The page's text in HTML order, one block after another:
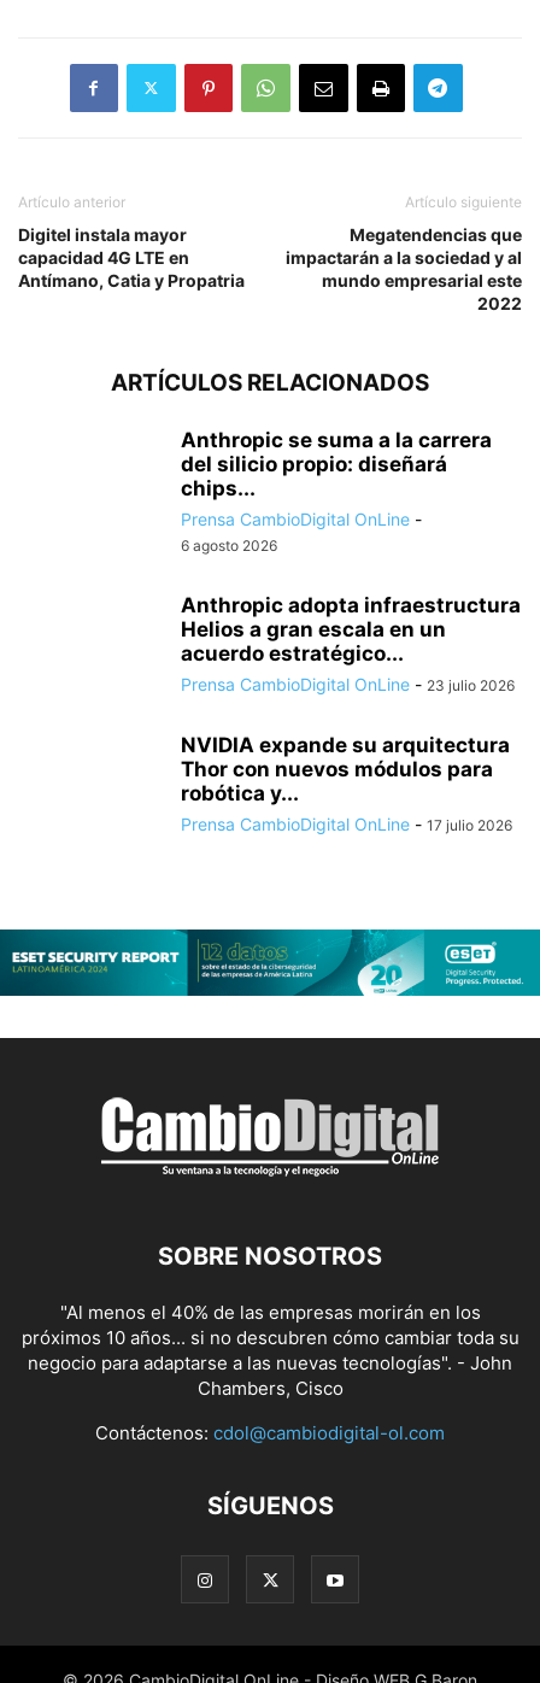
Artículo anterior
Digitel instala mayor
capacidad 4G LTE en
Antímano, Catia y Propatria
Artículo siguiente
Megatendencias que
impactarán a la sociedad y al
mundo empresarial este
2022
ARTÍCULOS RELACIONADOS
Anthropic se suma a la carrera
del silicio propio: diseñará
chips...
Prensa CambioDigital OnLine -
6 agosto 2026
Anthropic adopta infraestructura
Helios a gran escala en un
acuerdo estratégico...
Prensa CambioDigital OnLine - 23 julio 2026
NVIDIA expande su arquitectura
Thor con nuevos módulos para
robótica y...
Prensa CambioDigital OnLine - 17 julio 2026
SOBRE NOSOTROS
"Al menos el 40% de las empresas morirán en los
próximos 10 años... si no descubren cómo cambiar toda su
negocio para adaptarse a las nuevas tecnologías". - John
Chambers, Cisco
Contáctenos: cdol@cambiodigital-ol.com
SÍGUENOS